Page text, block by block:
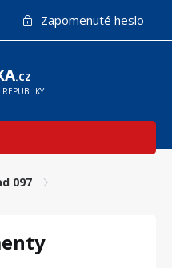
Zapomenuté heslo
.CZ
097